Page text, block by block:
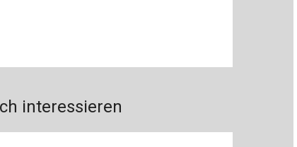
interessieren